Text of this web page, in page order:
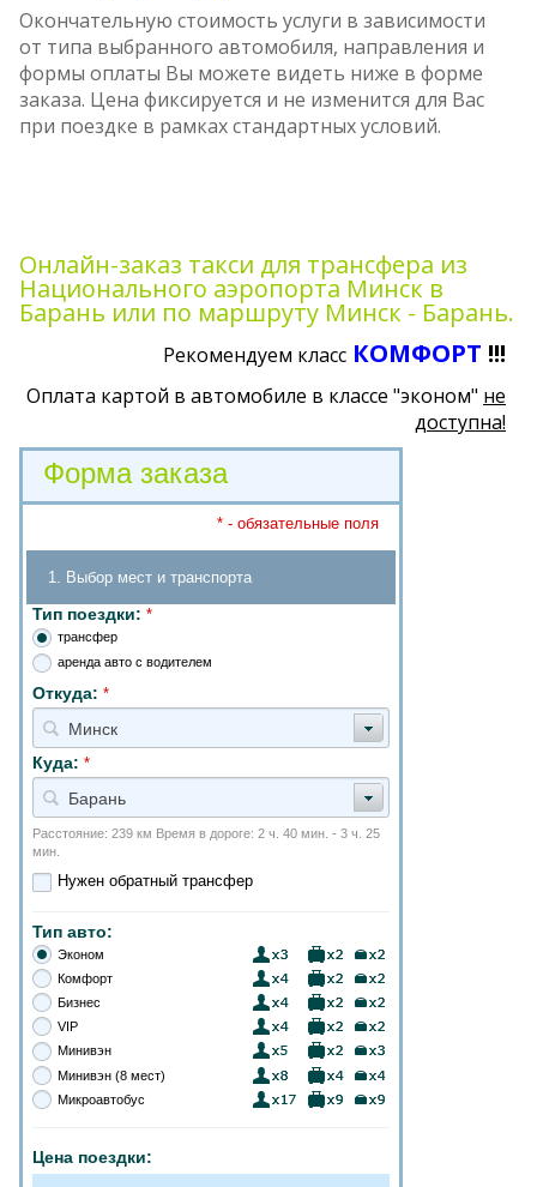
Окончательную стоимость услуги в зависимости
от типа выбранного автомобиля, направления и
формы оплаты Вы можете видеть ниже в форме
заказа. Цена фиксируется и не изменится для Вас
при поездке в рамках стандартных условий.
Онлайн-заказ такси для трансфера из
Национального аэропорта Минск в
Барань или по маршруту Минск - Барань.
Рекомендуем класс КОМФОРТ !!!
Оплата картой в автомобиле в классе "эконом" не
доступна!
Форма заказа
* - обязательные поля
1. Выбор мест и транспорта
Тип поездки: *
трансфер
аренда авто с водителем
Откуда: *
Минск
Куда: *
Барань
Расстояние: 239 км Время в дороге: 2 ч. 40 мин. - 3 ч. 25
мин.
Нужен обратный трансфер
Тип авто:
Эконом
Комфорт
Бизнес
VIP
Минивэн
Минивэн (8 мест)
Микроавтобус
Цена поездки: